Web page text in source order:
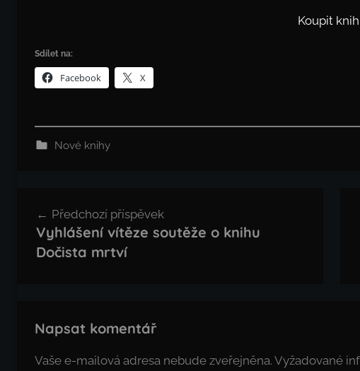
Koupit
Sdílet na:
Facebook X
Nové knihy
pro
příspěvek
Předchozí příspěvek
Vyhlášení vítěze soutěže o knihu
Dočista mrtví
Napsat komentář
Vaše e-mailová adresa nebude zveřejněna. Vyžadované